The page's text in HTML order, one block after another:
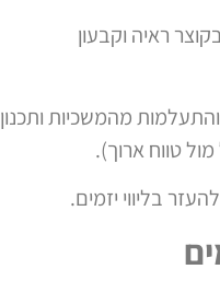
ראיה וקבעון
מהמשכיות ותכנון
טווח ארוך).
בליווי יזמים.